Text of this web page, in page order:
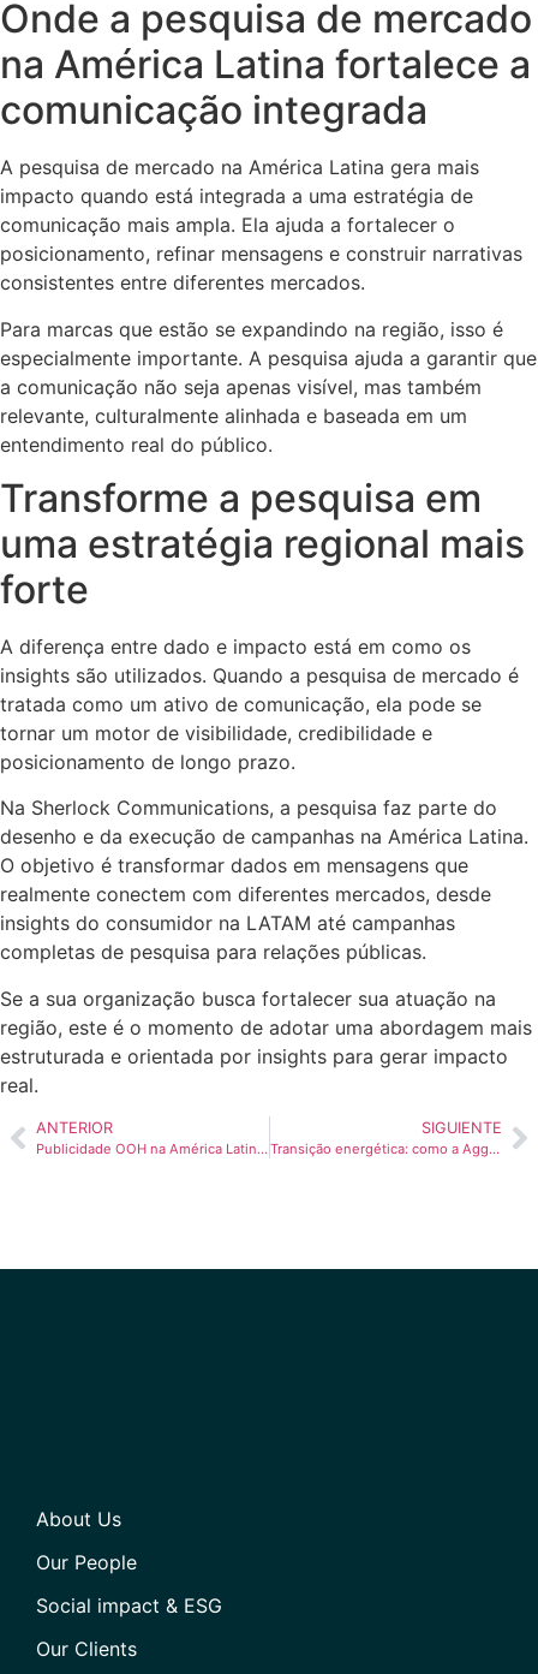
Onde a pesquisa de mercado
na América Latina fortalece a
comunicação integrada
A pesquisa de mercado na América Latina gera mais
impacto quando está integrada a uma estratégia de
comunicação mais ampla. Ela ajuda a fortalecer o
posicionamento, refinar mensagens e construir narrativas
consistentes entre diferentes mercados.
Para marcas que estão se expandindo na região, isso é
especialmente importante. A pesquisa ajuda a garantir que
a comunicação não seja apenas visível, mas também
relevante, culturalmente alinhada e baseada em um
entendimento real do público.
Transforme a pesquisa em
uma estratégia regional mais
forte
A diferença entre dado e impacto está em como os
insights são utilizados. Quando a pesquisa de mercado é
tratada como um ativo de comunicação, ela pode se
tornar um motor de visibilidade, credibilidade e
posicionamento de longo prazo.
Na Sherlock Communications, a pesquisa faz parte do
desenho e da execução de campanhas na América Latina.
O objetivo é transformar dados em mensagens que
realmente conectem com diferentes mercados, desde
insights do consumidor na LATAM até campanhas
completas de pesquisa para relações públicas.
Se a sua organização busca fortalecer sua atuação na
região, este é o momento de adotar uma abordagem mais
estruturada e orientada por insights para gerar impacto
real.
ANTERIOR
Publicidade OOH na América Latina: por que as marcas estão voltando às ruas
SIGUIENTE
Transição energética: como a Aggreko construiu autoridade na América Latina
About Us
Our People
Social impact & ESG
Our Clients